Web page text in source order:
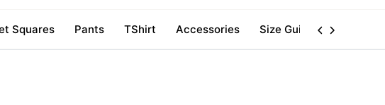
Squares Pants TShirt Accessories Size Guide